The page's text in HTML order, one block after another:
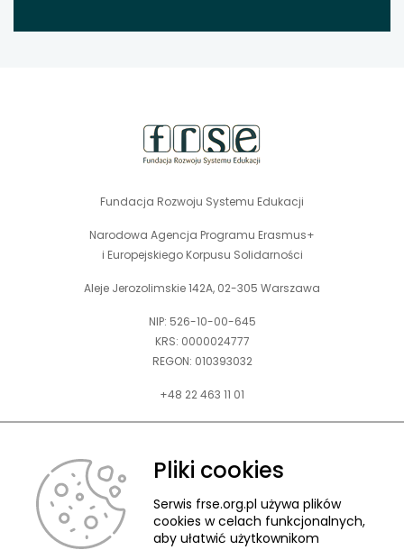
Fundacja Rozwoju Systemu Edukacji
Narodowa Agencja Programu Erasmus+
i Europejskiego Korpusu Solidarności
Aleje Jerozolimskie 142A, 02-305 Warszawa
NIP: 526-10-00-645
KRS: 0000024777
REGON: 010393032
+48 22 463 11 01
Zapraszamy do kontaktu telefonicznego w godz. 9-15.
kontakt@frse.org.pl
Pliki cookies
Serwis frse.org.pl używa plików
cookies w celach funkcjonalnych,
aby ułatwić użytkownikom